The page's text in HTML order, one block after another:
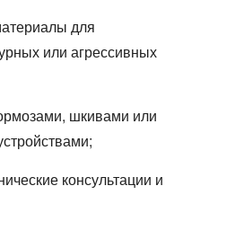
для
или агрессивных
шкивами или
консультации и